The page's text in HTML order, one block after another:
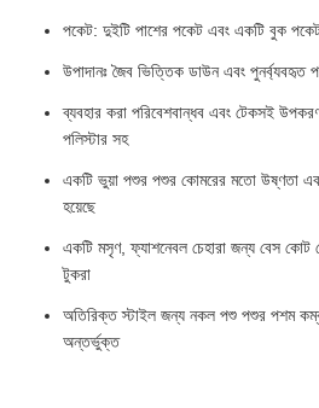
পকেট: দুইটি পাশের পকেট এবং একটি বুক
উপাদানঃ জৈব ভিত্তিক ডাউন এবং পুনর্ব্যবহৃত
ব্যবহার করা পরিবেশবান্ধব এবং টেকসই
পলিস্টার সহ
একটি ভুয়া পশুর পশুর কোমরের মতো উষ্ণতা
হয়েছে
একটি মসৃণ, ফ্যাশনেবল চেহারা জন্য বেস
টুকরা
অতিরিক্ত স্টাইল জন্য নকল পশু পশুর পশম কম্বল
অন্তর্ভুক্ত